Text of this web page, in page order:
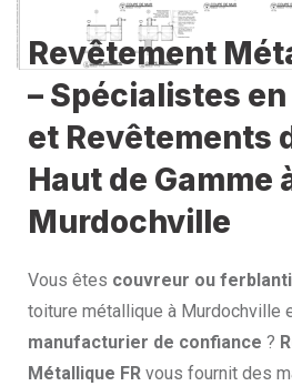
Revêtement
– Spécialistes
et Revêtements
Haut de Gamme
Murdochville
Vous êtes couvreur ou
toiture métallique à Murdochville
manufacturier de confiance ?
Métallique FR vous fournit des